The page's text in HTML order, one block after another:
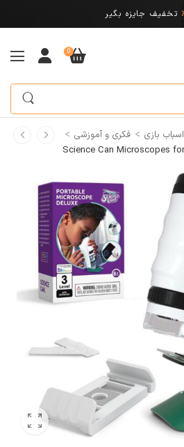
تخفیف جایزه بگیر
0
اسباب بازی > فکری و آموزشی >